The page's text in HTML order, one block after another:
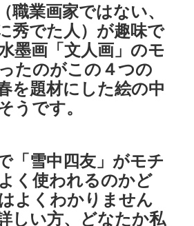
職業画家ではない、
秀でた人）が趣味で
墨画「文人画」のモ
たのがこの４つの
を題材にした絵の中
うです。
「雪中四友」がモチ
く使われるのかど
よくわかりません
しい方、どなたか私